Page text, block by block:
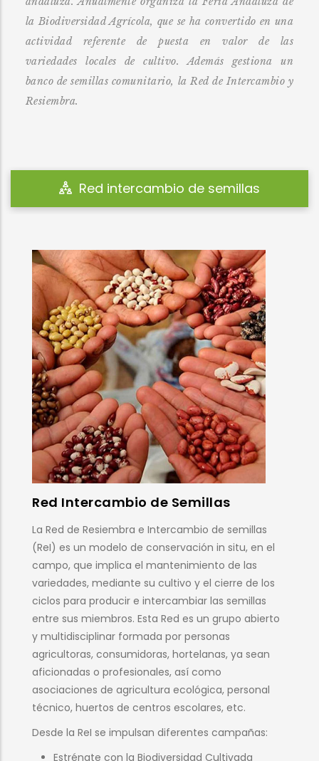
la Biodiversidad Agrícola, que se ha convertido en una
actividad referente de puesta en valor de las
variedades locales de cultivo. Además gestiona un
banco de semillas comunitario, la Red de Intercambio y
Resiembra.
Feria de la biodiversidad
Feria Andaluza de la Biodiversidad
Agrícola
La Feria Andaluza de la Biodiversidad Agrícola es el
encuentro anual de personas, grupos de trabajo,
asociaciones y colectivos comprometidos con las
variedades locales, tradicionales y de intercambio
en Andalucía. En esta cita anual se abordan los
diferentes aspectos de la gestión dinámica y
comunitaria de la biodiversidad cultivada:
Semillas: recuperación, acceso y valorización
de variedades locales, tradicionales y de
intercambio.
Conocimiento: defensa del conocimiento
campesino tradicional.